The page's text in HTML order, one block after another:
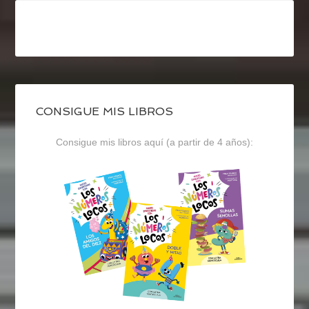
CONSIGUE MIS LIBROS
Consigue mis libros aquí (a partir de 4 años):